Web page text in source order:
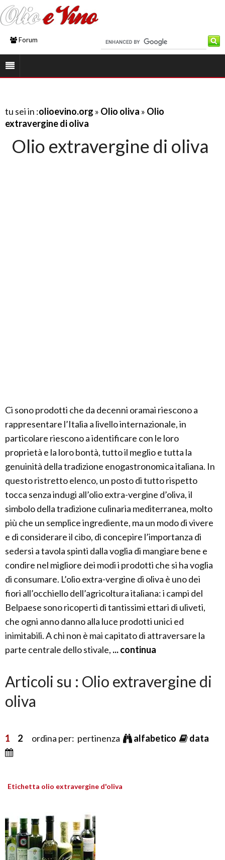
Forum
tu sei in :olioevino.org » Olio oliva » Olio
extravergine di oliva
Olio extravergine di oliva
Ci sono prodotti che da decenni oramai riescono a
rappresentare l’Italia a livello internazionale, in
particolare riescono a identificare con le loro
proprietà e la loro bontà, tutto il meglio e tutta la
genuinità della tradizione enogastronomica italiana. In
questo ristretto elenco, un posto di tutto rispetto
tocca senza indugi all’olio extra-vergine d’oliva, il
simbolo della tradizione culinaria mediterranea, molto
più che un semplice ingrediente, ma un modo di vivere
e di considerare il cibo, di concepire l’importanza di
sedersi a tavola spinti dalla voglia di mangiare bene e
condire nel migliore dei modi i prodotti che si ha voglia
di consumare. L’olio extra-vergine di oliva è uno dei
fiori all’occhiello dell’agricoltura italiana: i campi del
Belpaese sono ricoperti di tantissimi ettari di uliveti,
che ogni anno danno alla luce prodotti unici ed
inimitabili. A chi non è mai capitato di attraversare la
parte centrale dello stivale, ... continua
Articoli su : Olio extravergine di
oliva
1 2 ordina per: pertinenza alfabetico data
Etichetta olio extravergine d'oliva